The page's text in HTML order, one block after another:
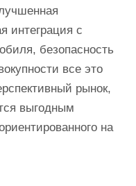
интеграция с
безопасность
все это
рынок,
выгодным
на